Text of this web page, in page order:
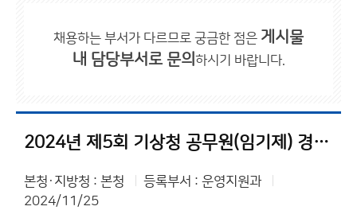
채용하는 부서가 다르므로 궁금한 점은 게시물
내 담당부서로 문의 하시기 바랍니다.
2024년 제5회 기상청 공무원(임기제) 경력경쟁채용 공고
본청·지방청 : 본청
등록부서 : 운영지원과
2024/11/25